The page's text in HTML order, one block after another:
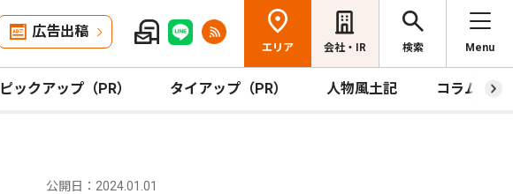
広告出稿
エリア 会社・IR 検索 Menu
ピックアップ（PR） タイアップ（PR） 人物風土記 コラム
公開日：2024.01.01